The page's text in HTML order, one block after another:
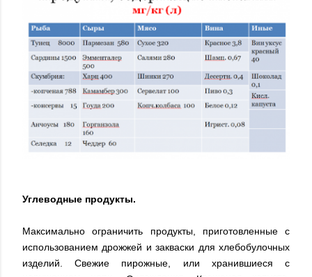
Углеводные продукты.
Максимально ограничить продукты, приготовленные с
использованием дрожжей и закваски для хлебобулочных
изделий. Свежие пирожные, или хранившиеся с